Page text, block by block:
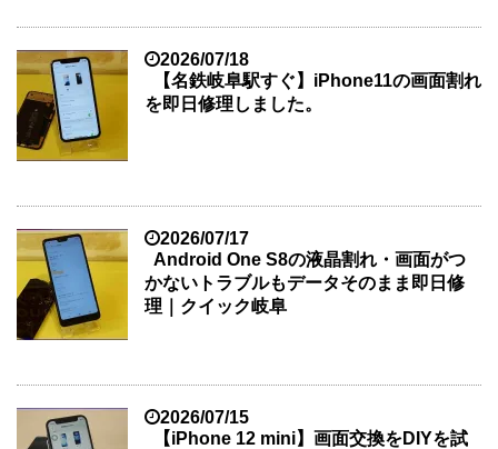
2026/07/18
【名鉄岐阜駅すぐ】iPhone11の画面割れ
を即日修理しました。
2026/07/17
Android One S8の液晶割れ・画面がつ
かないトラブルもデータそのまま即日修
理｜クイック岐阜
2026/07/15
【iPhone 12 mini】画面交換をDIYを試